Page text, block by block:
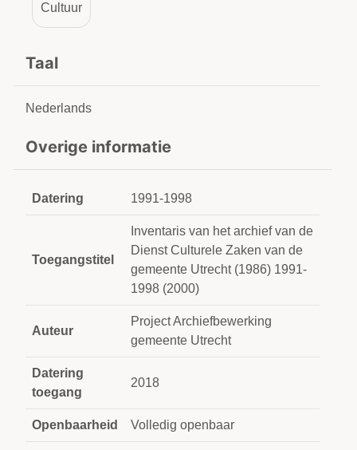
Cultuur
Taal
Nederlands
Overige informatie
Datering 1991-1998
Toegangstitel
Inventaris van het archief van de
Dienst Culturele Zaken van de
gemeente Utrecht (1986) 1991-
1998 (2000)
Auteur
Project Archiefbewerking
gemeente Utrecht
Datering
toegang
2018
Openbaarheid Volledig openbaar